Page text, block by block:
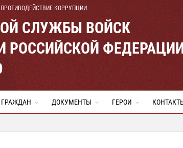
ПРОТИВОДЕЙСТВИЕ КОРРУПЦИИ
СЛУЖБЫ ВОЙСК
РОССИЙСКОЙ
ДОКУМЕНТЫ ГЕРОИ